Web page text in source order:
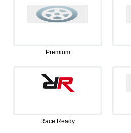
Premium
Race Ready